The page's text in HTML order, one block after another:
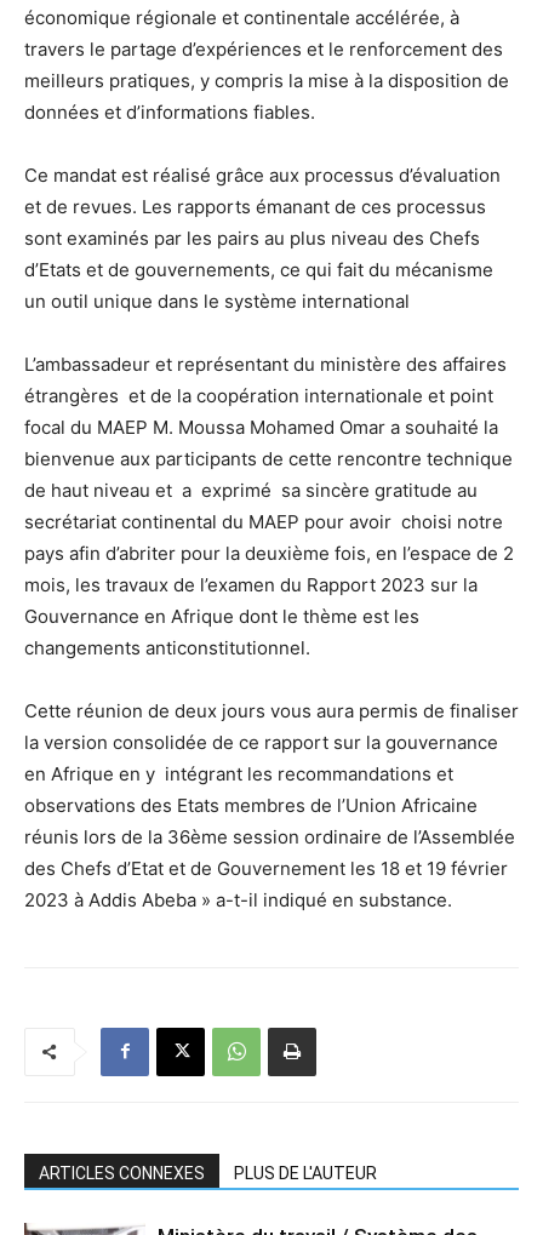
économique régionale et continentale accélérée, à
travers le partage d’expériences et le renforcement des
meilleurs pratiques, y compris la mise à la disposition de
données et d’informations fiables.
Ce mandat est réalisé grâce aux processus d’évaluation
et de revues. Les rapports émanant de ces processus
sont examinés par les pairs au plus niveau des Chefs
d’Etats et de gouvernements, ce qui fait du mécanisme
un outil unique dans le système international
L’ambassadeur et représentant du ministère des affaires
étrangères et de la coopération internationale et point
focal du MAEP M. Moussa Mohamed Omar a souhaité la
bienvenue aux participants de cette rencontre technique
de haut niveau et a exprimé sa sincère gratitude au
secrétariat continental du MAEP pour avoir choisi notre
pays afin d’abriter pour la deuxième fois, en l’espace de 2
mois, les travaux de l’examen du Rapport 2023 sur la
Gouvernance en Afrique dont le thème est les
changements anticonstitutionnel.
Cette réunion de deux jours vous aura permis de finaliser
la version consolidée de ce rapport sur la gouvernance
en Afrique en y intégrant les recommandations et
observations des Etats membres de l’Union Africaine
réunis lors de la 36ème session ordinaire de l’Assemblée
des Chefs d’Etat et de Gouvernement les 18 et 19 février
2023 à Addis Abeba » a-t-il indiqué en substance.
ARTICLES CONNEXES PLUS DE L'AUTEUR